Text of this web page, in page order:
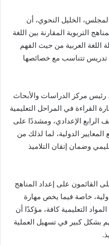
الخليل النحوي، أن
التربوية المقارنة بين اللغة
اللغة العربية من حيث الفهم
تدريس تتناسب مع خصائصها
رئيس مركز الدراسات والأبحاث
القراءة في المراحل التعليمية
الرابع الإعدادي، ومشددًا على
الدولية، لما لذلك من
وضمان إتقان التلاميذ
القائمون على إعداد المناهج
خاصة فيما يخص مهارة
التعليمية كافة، مؤكدًا أن
بشكل كبير في تسهيل العملية